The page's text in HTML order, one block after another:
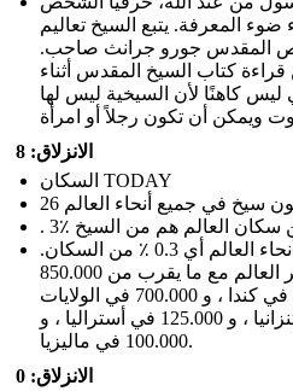
المعرفة. يتبع السيخ تعاليم
النص المقدس جورو جرانث صاحب.
كتاب السيخ المقدس أثناء
ليس كاهنًا لأن السيخية ليس لها
الانزلاق: 8
السكان TODAY
يوجد حوالي 26 مليون سيخ في جميع أنحاء العالم أي 0.3 ٪ من السكان.
يعيش حوالي 20 مليونًا في الهند وعبر العالم مع ما يقرب من 850.000
في المملكة المتحدة ، و 470.000 في كندا ، و 700.000 في الولايات
المتحدة ، و 100.000 في كينيا وأوغندا وتنزانيا ، و 125.000 في أستراليا ، و
100.000 في ماليزيا.
الانزلاق: 0